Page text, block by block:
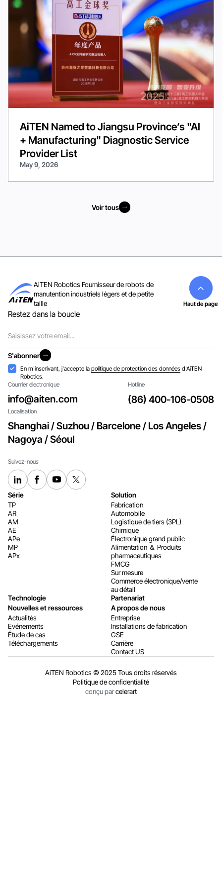
AiTEN Named to Jiangsu Province’s "AI
+ Manufacturing" Diagnostic Service
Provider List
May 9, 2026
Voir tous
AiTEN Robotics Fournisseur de robots de
manutention industriels légers et de petite
taille
Restez dans la boucle
S'abonner
S'abonner
Acceptation
En m'inscrivant, j'accepte lapolitique de protection des données d'AiTEN
Robotics.
Courrier électronique
info@aiten.com
Hotline
(86) 400-106-0508
Localisation
Shanghai / Suzhou / Barcelone / Los Angeles /
Nagoya / Séoul
Suivez-nous
Série
TP
AR
AM
AE
APe
MP
APx
Solution
Fabrication
Automobile
Logistique de tiers (3PL)
Chimique
Électronique grand public
Alimentation ＆ Produits
pharmaceutiques
FMCG
Sur mesure
Commerce électronique/vente
au détail
Technologie
Partenariat
Nouvelles et ressources
Actualités
Evénements
Étude de cas
Téléchargements
A propos de nous
Entreprise
Installations de fabrication
GSE
Carrière
Contact US
AiTEN Robotics © 2025 Tous droits réservés
Politique de confidentialité
conçu parcelerart
Haut de page